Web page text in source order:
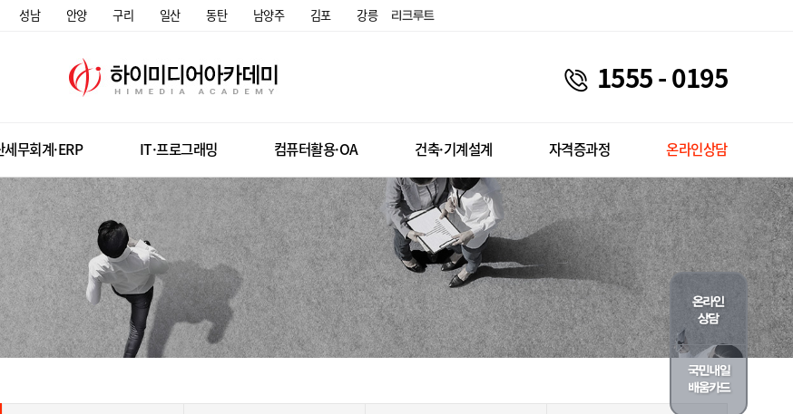
성남 안양 구리 일산 동탄 남양주 김포 강릉
1555 - 0195
세무회계·ERP IT·프로그래밍 컴퓨터활용·OA 건축·기계설계 자격증과정 온라인상담